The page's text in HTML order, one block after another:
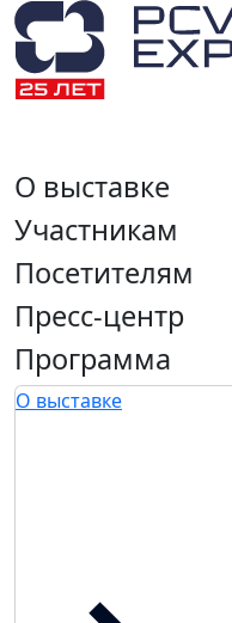
О выставке
Участникам
Посетителям
Пресс-центр
Программа
О выставке